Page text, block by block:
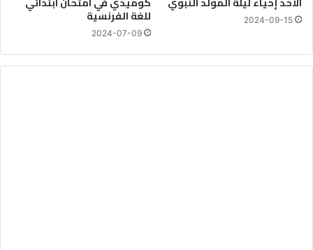
2024-09-15 للغة الفرنسية
2024-07-09